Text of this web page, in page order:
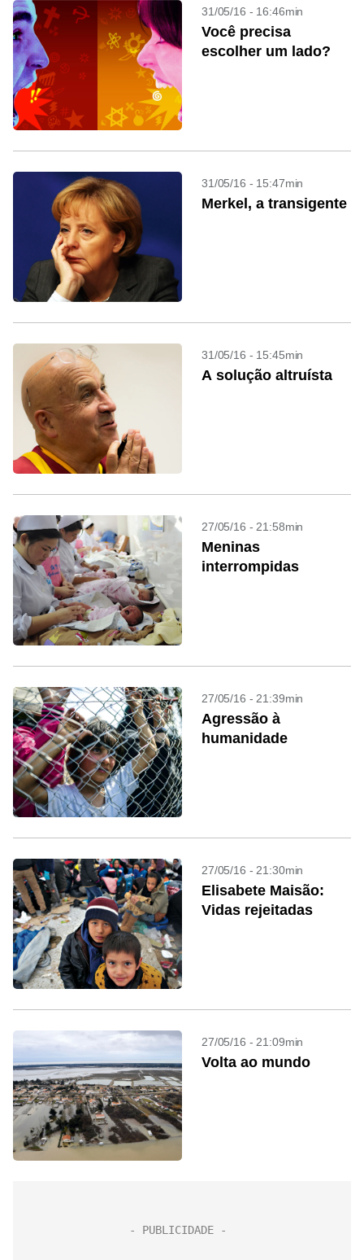
31/05/16 - 16:46min
Você precisa
escolher um lado?
31/05/16 - 15:47min
Merkel, a transigente
31/05/16 - 15:45min
A solução altruísta
27/05/16 - 21:58min
Meninas
interrompidas
27/05/16 - 21:39min
Agressão à
humanidade
27/05/16 - 21:30min
Elisabete Maisão:
Vidas rejeitadas
27/05/16 - 21:09min
Volta ao mundo